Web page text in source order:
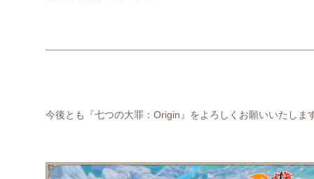
今後とも『七つの大罪： Origin 』をよろしくお願いいたしま